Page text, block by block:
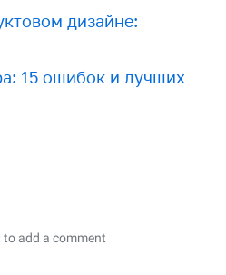
дизайне:
15 ошибок и лучших